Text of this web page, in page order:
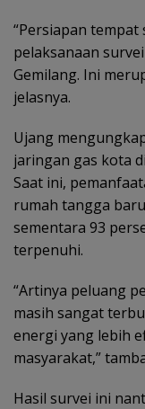
“Persiapan
pelaksanaan
Gemilang. Ini
jelasnya.
Ujang
jaringan gas kota
Saat ini,
rumah tangga
sementara 93
terpenuhi.
“Artinya peluang
masih sangat
energi yang lebih
masyarakat,”
Hasil survei ini